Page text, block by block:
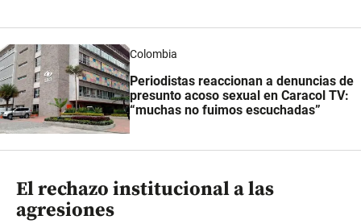
Colombia
Periodistas reaccionan a denuncias de
presunto acoso sexual en Caracol TV:
“muchas no fuimos escuchadas”
El rechazo institucional a las
agresiones